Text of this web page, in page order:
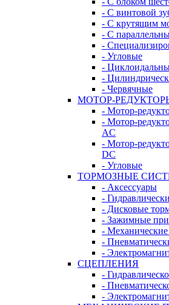
- С винтовой
- С крутящим
- С
-
- Угловые
-
-
- Червячные
МОТОР-
- Мотор-
- Мотор-
AC
- Мотор-
DC
- Угловые
ТОРМОЗНЫЕ
- Аксессуары
-
- Дисковые
- Зажимные
- Механические
-
-
СЦЕПЛЕНИЯ
-
-
-